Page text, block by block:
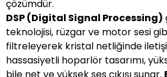
çözümdür.
DSP (Digital Signal Processing)
teknolojisi, rüzgar ve motor sesi
filtreleyerek kristal netliğinde
hassasiyetli hoparlör tasarımı,